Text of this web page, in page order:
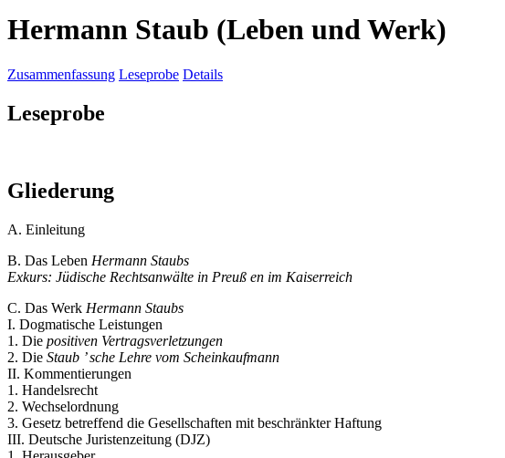
Hermann Staub (Leben und Werk)
Zusammenfassung Leseprobe Details
Leseprobe
Gliederung
A. Einleitung
B. Das Leben Hermann Staubs
Exkurs: Jüdische Rechtsanwälte in Preuß en im Kaiserreich
C. Das Werk Hermann Staubs
I. Dogmatische Leistungen
1. Die positiven Vertragsverletzungen
2. Die Staub ’ sche Lehre vom Scheinkaufmann
II. Kommentierungen
1. Handelsrecht
2. Wechselordnung
3. Gesetz betreffend die Gesellschaften mit beschränkter Haftung
III. Deutsche Juristenzeitung (DJZ)